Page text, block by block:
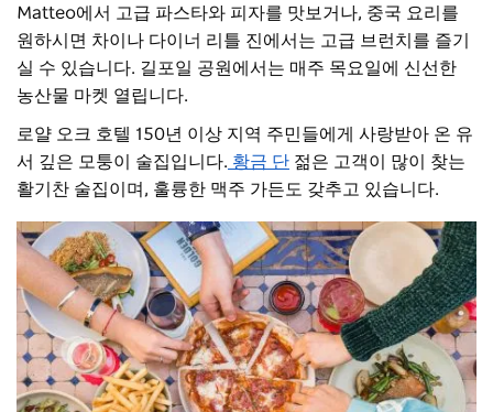
Matteo에서 고급 파스타와 피자를 맛보거나, 중국 요리를
원하시면 차이나 다이너 리틀 진에서는 고급 브런치를 즐기
실 수 있습니다. 길포일 공원에서는 매주 목요일에 신선한
농산물 마켓 열립니다.
로얄 오크 호텔 150년 이상 지역 주민들에게 사랑받아 온 유
서 깊은 모퉁이 술집입니다. 황금 단 젊은 고객이 많이 찾는
활기찬 술집이며, 훌륭한 맥주 가든도 갖추고 있습니다.